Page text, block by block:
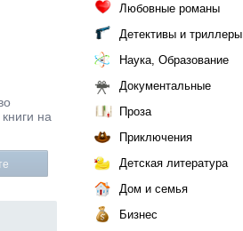
на
Любовные романы
Детективы и триллеры
Наука, Образование
Документальные
Проза
Приключения
Детская литература
Дом и семья
Бизнес